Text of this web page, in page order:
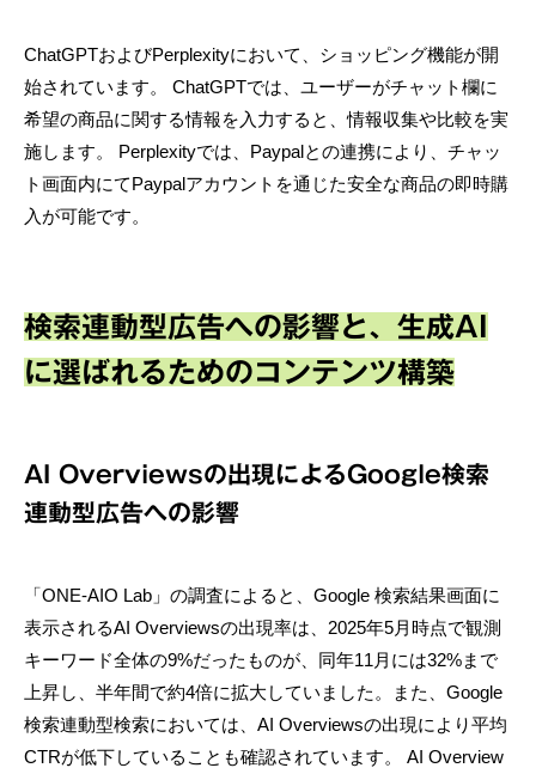
ChatGPTおよびPerplexityにおいて、ショッピング機能が開
始されています。 ChatGPTでは、ユーザーがチャット欄に
希望の商品に関する情報を入力すると、情報収集や比較を実
施します。 Perplexityでは、Paypalとの連携により、チャッ
ト画面内にてPaypalアカウントを通じた安全な商品の即時購
入が可能です。
検索連動型広告への影響と、生成AI
に選ばれるためのコンテンツ構築
AI Overviewsの出現によるGoogle検索
連動型広告への影響
「ONE-AIO Lab」の調査によると、Google 検索結果画面に
表示されるAI Overviewsの出現率は、2025年5月時点で観測
キーワード全体の9%だったものが、同年11月には32%まで
上昇し、半年間で約4倍に拡大していました。また、Google
検索連動型検索においては、AI Overviewsの出現により平均
CTRが低下していることも確認されています。 AI Overview